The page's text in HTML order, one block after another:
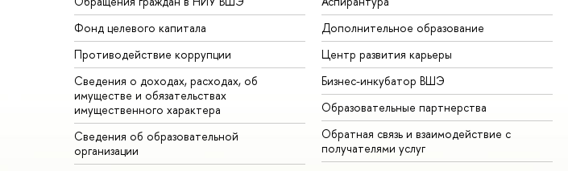
Фонд целевого капитала
Противодействие коррупции
Сведения о доходах, расходах, об
имуществе и обязательствах
имущественного характера
Сведения об образовательной
организации
Дополнительное образование
Центр развития карьеры
Бизнес-инкубатор ВШЭ
Образовательные партнерства
Обратная связь и взаимодействие с
получателями услуг